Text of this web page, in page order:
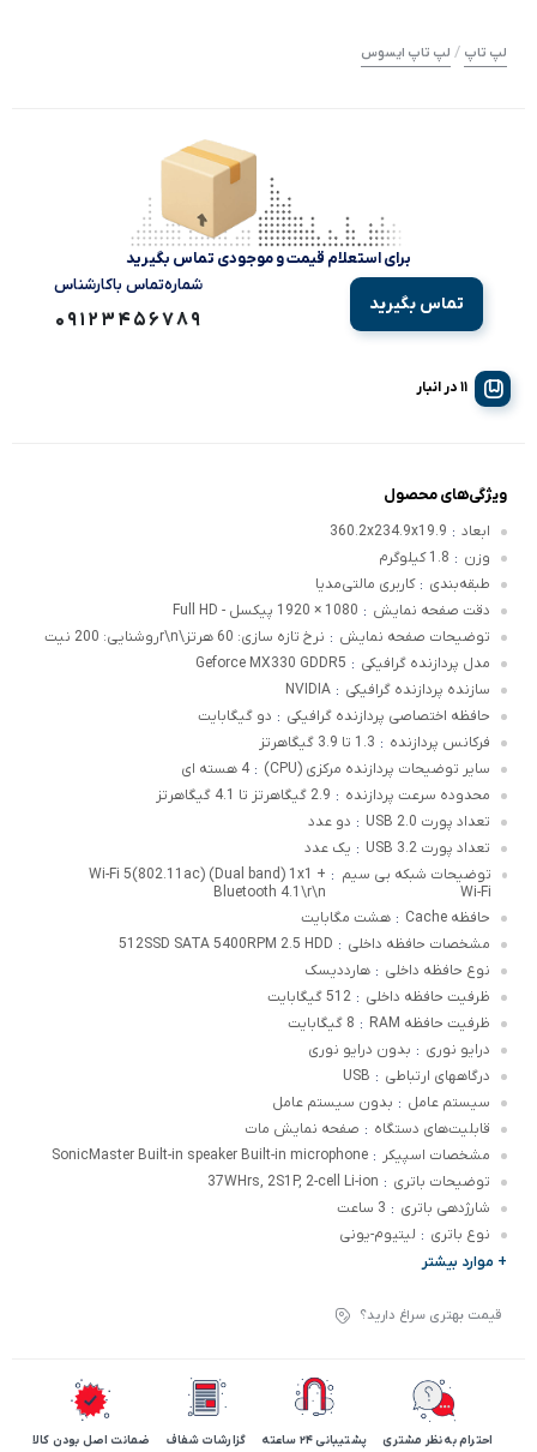
لپ تاپ / لپ تاپ ایسوس
برای استعلام قیمت و موجودی تماس بگیرید
تماس بگیرید
شماره‌تماس‌ با‌کارشناس
09123456789
11 در انبار
ویژگی‌های محصول
ابعاد :
360.2x234.9x19.9
وزن : 1.8 کیلوگرم
طبقه‌بندی : کاربری مالتی‌مدیا
دقت صفحه نمایش : 1080 × 1920 پیکسل - Full HD
توضیحات صفحه نمایش : نرخ تازه سازی: 60 هرتز\r\nروشنایی: 200 نیت
مدل پردازنده گرافیکی :
Geforce MX330 GDDR5
سازنده پردازنده گرافیکی :
NVIDIA
حافظه اختصاصی پردازنده گرافیکی : دو گیگابایت
فرکانس پردازنده : 1.3 تا 3.9 گیگاهرتز
سایر توضیحات پردازنده مرکزی (CPU)
: 4 هسته ای
محدوده سرعت پردازنده : 2.9 گیگاهرتز تا 4.1 گیگاهرتز
تعداد پورت USB 2.0
: دو عدد
تعداد پورت USB 3.2
: یک عدد
توضیحات شبکه بی سیم
Wi-Fi
:
Wi-Fi 5(802.11ac) (Dual band) 1x1 +
Bluetooth 4.1\r\n
حافظه Cache
: هشت مگابایت
مشخصات حافظه داخلی :
512SSD SATA 5400RPM 2.5 HDD
نوع حافظه داخلی : هارددیسک
ظرفیت حافظه داخلی : 512 گیگابایت
ظرفیت حافظه RAM
: 8 گیگابایت
درایو نوری : بدون درایو نوری
درگاههای ارتباطی :
USB
سیستم عامل : بدون سیستم عامل
قابلیت‌های دستگاه : صفحه نمایش مات
مشخصات اسپیکر :
SonicMaster Built-in speaker Built-in microphone
توضیحات باتری :
37WHrs, 2S1P, 2-cell Li-ion
شارژدهی باتری : 3 ساعت
نوع باتری : لیتیوم-یونی
+ موارد بیشتر
قیمت بهتری سراغ دارید؟
احترام به نظر مشتری پشتیبانی 24 ساعته گزارشات شفاف ضمانت اصل بودن کالا